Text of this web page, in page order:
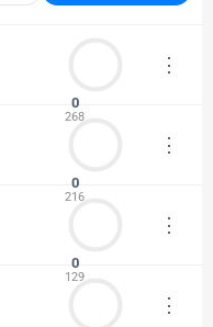
0
268
⋮
0
216
⋮
0
129
⋮
⋮